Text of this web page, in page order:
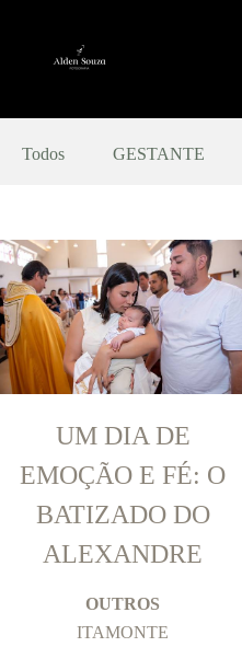
Todos GESTANTE
UM DIA DE
EMOÇÃO E FÉ: O
BATIZADO DO
ALEXANDRE
OUTROS
ITAMONTE